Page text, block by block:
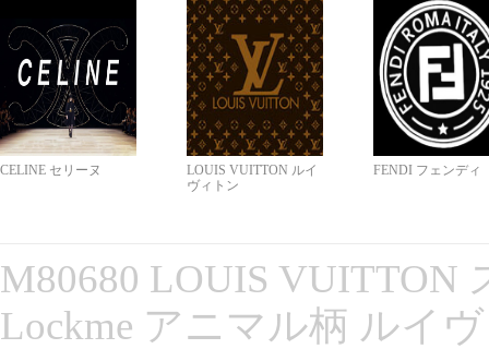
CELINE セリーヌ
LOUIS VUITTON ルイ
ヴィトン
FENDI フェンディ
M80680 LOUIS VUITTON
Lockme アニマル柄 ルイ